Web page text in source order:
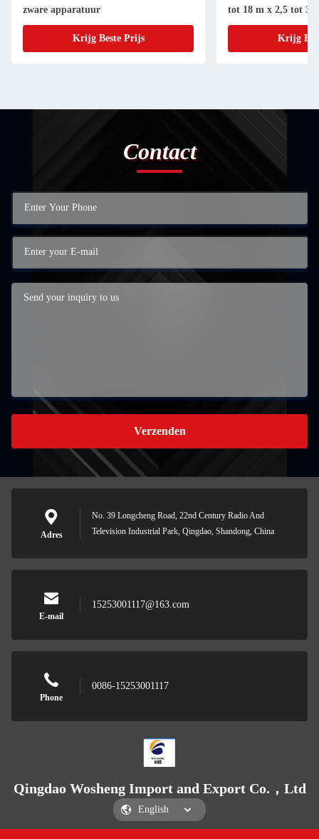
zware apparatuur
Krijg Beste Prijs
tot 18 m x 2,5 tot 3
Krijg
Contact
Verzenden
Adres
No. 39 Longcheng Road, 22nd Century Radio And
Television Industrial Park, Qingdao, Shandong, China
E-mail
15253001117@163.com
Phone
0086-15253001117
Qingdao Wosheng Import and Export Co.，Ltd